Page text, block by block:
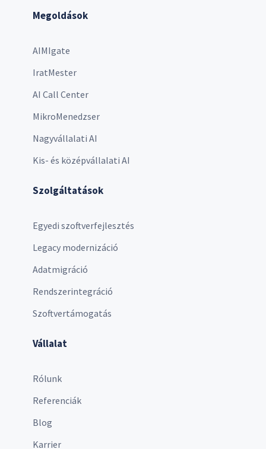
Megoldások
AIMIgate
IratMester
AI Call Center
MikroMenedzser
Nagyvállalati AI
Kis- és középvállalati AI
Szolgáltatások
Egyedi szoftverfejlesztés
Legacy modernizáció
Adatmigráció
Rendszerintegráció
Szoftvertámogatás
Vállalat
Rólunk
Referenciák
Blog
Karrier